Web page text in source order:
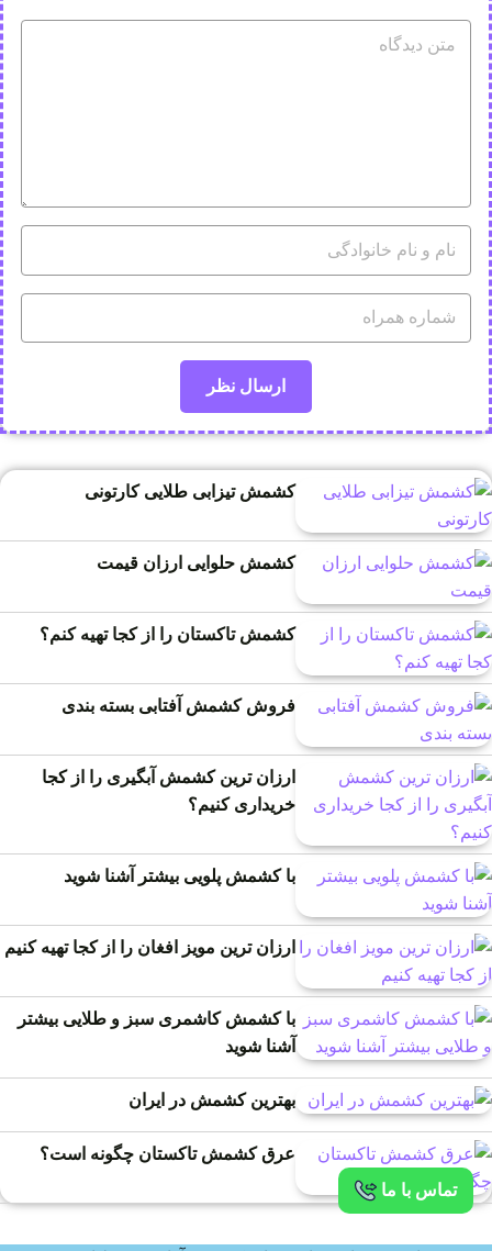
کشمش تیزابی طلایی کارتونی
کشمش حلوایی ارزان قیمت
کشمش تاکستان را از کجا تهیه کنم؟
فروش کشمش آفتابی بسته بندی
ارزان ترین کشمش آبگیری را از کجا
خریداری کنیم؟
با کشمش پلویی بیشتر آشنا شوید
ارزان ترین مویز افغان را از کجا تهیه کنیم
با کشمش کاشمری سبز و طلایی بیشتر
آشنا شوید
بهترین کشمش در ایران
عرق کشمش تاکستان چگونه است؟
تماس با ما